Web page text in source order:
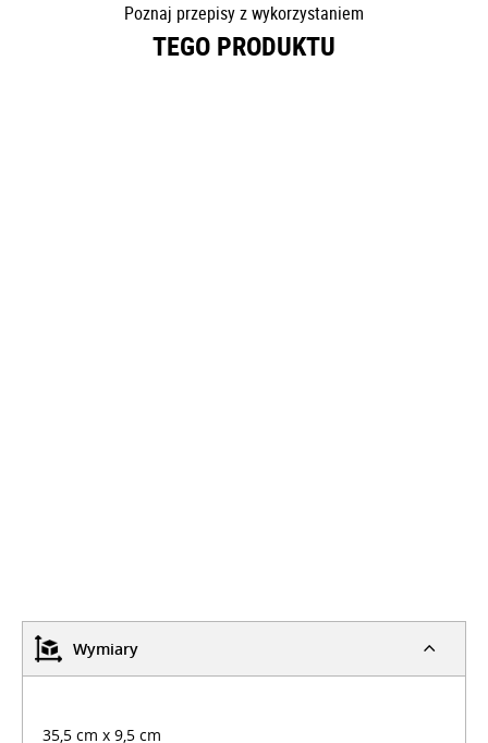
Poznaj przepisy z wykorzystaniem
TEGO PRODUKTU
Wymiary
35,5 cm x 9,5 cm